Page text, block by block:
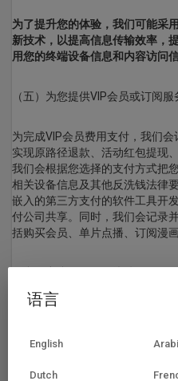
为了提升您的体验，我们可能采
新技术，以提高信息传输效率，
用您的终端设备信息和内容访问信
（五）为您提供VIP会员或订阅服
为完成VIP会员费用支付，我们
实现原路径退款、活动红包提现
我们会根据您选择的支付方式把
相关设备信息及其他反洗钱法律
嵌入的第三方支付的软件工具开
付公司共享。同时，我们会记录
括购买会员、单片点播、订阅漫
为向您提供客户服务，我们会
录和内容，用于与您联系和帮助
理方案及结果。
语言
English
Dutch